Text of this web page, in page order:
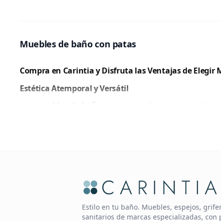
Estética Atemporal y Versátil
integre perfectamente en cualquier tipo de
de amplitud y limpieza visual al levantar el mueble del
Encuentra el Diseño Perfecto para Tu Baño
comprar muebles de baño con
experta.
954 324 695 · Atención comercial
WhatsApp